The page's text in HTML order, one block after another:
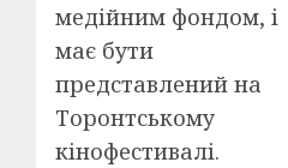
медійним фондом, і
має бути
представлений на
Торонтському
кінофестивалі.